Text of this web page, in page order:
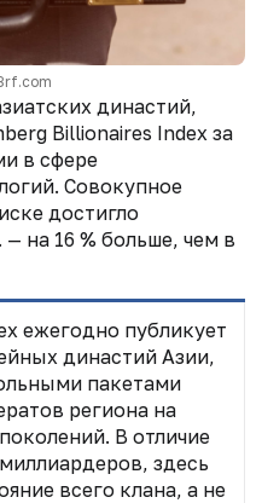
династий,
Billionaires Index за
в сфере
Совокупное
достигло
на 16 % больше, чем в
ежегодно публикует
династий Азии,
пакетами
региона на
В отличие
здесь
всего клана, а не